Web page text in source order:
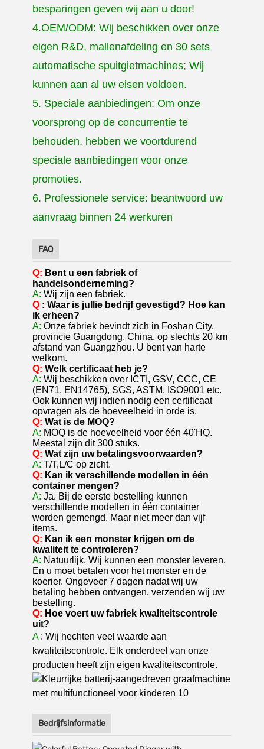
besparingen geven wij aan u door!
4.OEM/ODM: Wij beschikken over onze
eigen R&D, mallenafdeling en 30 sets
automatische spuitgietmachines; Wij
kunnen aan al uw eisen voldoen.
5. Speciale aanbiedingen: Om onze
voorsprong op de concurrentie te
behouden, hebben we voortdurend
speciale aanbiedingen voor onze
promoties.
6. Professionele service: beantwoord uw
aanvraag binnen 24 werkuren
FAQ
Q: Bent u een fabriek of
handelsonderneming?
A: Wij zijn een fabriek.
Q: Waar is jullie bedrijf gevestigd? Hoe kan
ik erheen?
A: Onze fabriek bevindt zich in Foshan City,
provincie Guangdong, China, op slechts 20 km
afstand van Guangzhou. U bent van harte
welkom.
Q: Welk certificaat heb je?
A: Wij beschikken over ICTI, GSV, CCC, CE
(EN71, EN14765), SGS, ASTM, ISO9001 etc.
Ook kunnen wij indien nodig een certificaat
opvragen als de hoeveelheid in orde is.
Q: Wat is de MOQ?
A: MOQ is de hoeveelheid voor één 40'HQ.
Meestal zijn dit 300 stuks.
Q: Wat zijn uw betalingsvoorwaarden?
A: T/T,L/C op zicht.
Q: Kan ik verschillende modellen in één
container mengen?
A: Ja. Bij de eerste bestelling kunnen
verschillende modellen in één container
worden gemengd. Maar niet meer dan vijf
items.
Q: Kan ik een monster krijgen om de
kwaliteit te controleren?
A: Natuurlijk. Wij kunnen een monster leveren.
En u moet betalen voor het monster en de
koerier. Ongeveer 7 dagen nadat wij uw
betaling hebben ontvangen, verzenden wij uw
bestelling.
Q: Hoe voert uw fabriek kwaliteitscontrole
uit?
A: Wij hechten veel waarde aan
kwaliteitscontrole. Elk onderdeel van onze
producten heeft zijn eigen kwaliteitscontrole.
Bedrijfsinformatie